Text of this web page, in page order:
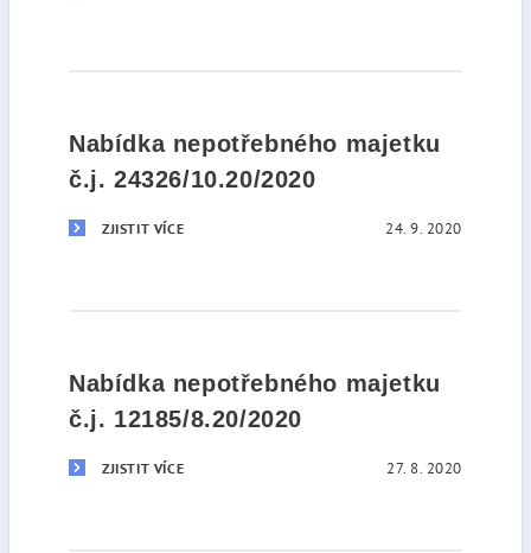
Nabídka nepotřebného majetku
č.j. 24326/10.20/2020
ZJISTIT VÍCE 24. 9. 2020
Nabídka nepotřebného majetku
č.j. 12185/8.20/2020
ZJISTIT VÍCE 27. 8. 2020